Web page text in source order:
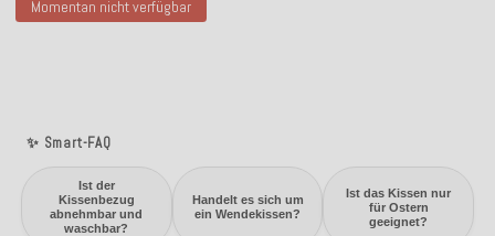
Momentan nicht verfügbar
✨ Smart-FAQ
Ist der
Kissenbezug
abnehmbar und
waschbar?
Handelt es sich um
ein Wendekissen?
Ist das Kissen nur
für Ostern
geeignet?